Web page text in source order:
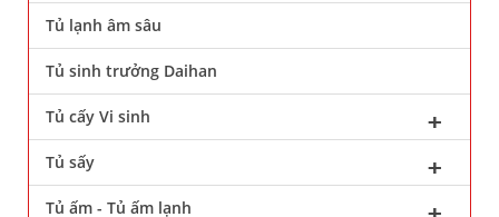
Tủ lạnh âm sâu
Tủ sinh trưởng Daihan
Tủ cấy Vi sinh
Tủ sấy
Tủ ấm - Tủ ấm lạnh